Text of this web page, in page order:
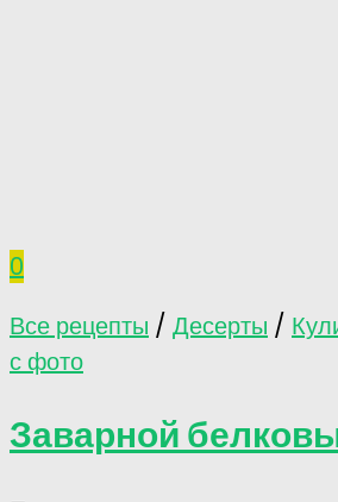
0
Все рецепты / Десерты /
с фото
Заварной